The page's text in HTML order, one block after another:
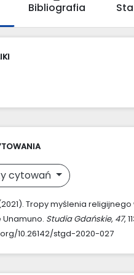
Bibliografia
cytowań
Tropy myślenia
Studia Gdańskie, 47,
10.26142/stgd-2020-027